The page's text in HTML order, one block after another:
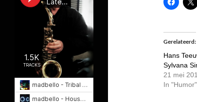
Gerelateerd
Hans
Sylvana
21 mei
In "Humor"